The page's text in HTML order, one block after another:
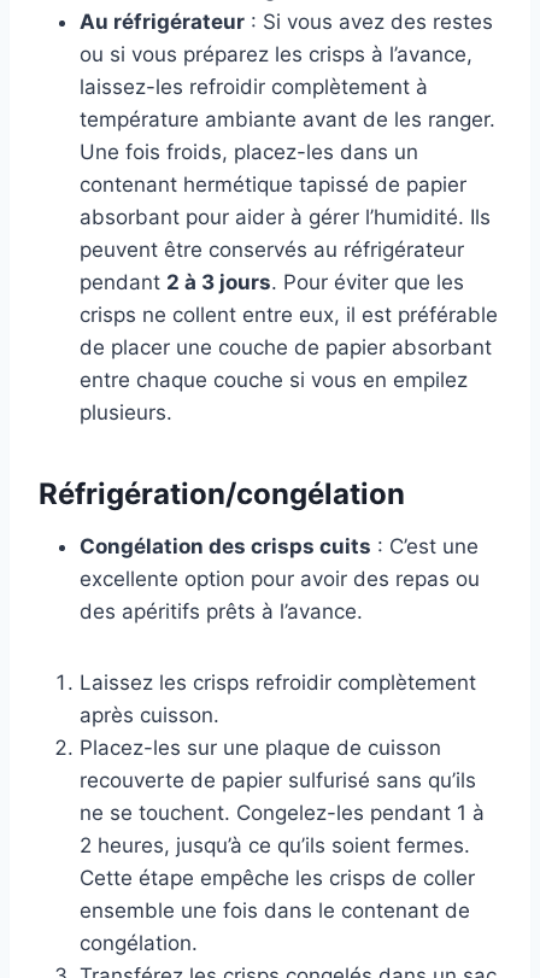
Au réfrigérateur : Si vous avez des restes
ou si vous préparez les crisps à l’avance,
laissez-les refroidir complètement à
température ambiante avant de les ranger.
Une fois froids, placez-les dans un
contenant hermétique tapissé de papier
absorbant pour aider à gérer l’humidité. Ils
peuvent être conservés au réfrigérateur
pendant 2 à 3 jours. Pour éviter que les
crisps ne collent entre eux, il est préférable
de placer une couche de papier absorbant
entre chaque couche si vous en empilez
plusieurs.
Réfrigération/congélation
Congélation des crisps cuits : C’est une
excellente option pour avoir des repas ou
des apéritifs prêts à l’avance.
Laissez les crisps refroidir complètement
après cuisson.
Placez-les sur une plaque de cuisson
recouverte de papier sulfurisé sans qu’ils
ne se touchent. Congelez-les pendant 1 à
2 heures, jusqu’à ce qu’ils soient fermes.
Cette étape empêche les crisps de coller
ensemble une fois dans le contenant de
congélation.